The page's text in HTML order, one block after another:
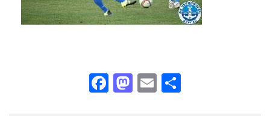
Facebook
Mastodon
Email